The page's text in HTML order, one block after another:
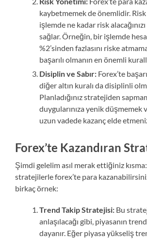
kaybetmemek de önemlidir.
işlemde ne kadar risk
sağlar. Örneğin, bir işlemde
%2’sinden fazlasını riske
başarılı olmanın en önemli
Disiplin ve Sabır: Forex’te
diğer altın kuralı da disiplinli
Planladığınız stratejiden
duygularınıza yenik düşmemek
uzun vadede kazanç elde
Forex’te Kazandıran
Şimdi gelelim asıl merak ettiğiniz
stratejilerle forex’te para
birkaç örnek:
Trend Takip Stratejisi: Bu
anlaşılacağı gibi, piyasanın
dayanır. Eğer piyasa yükseliş